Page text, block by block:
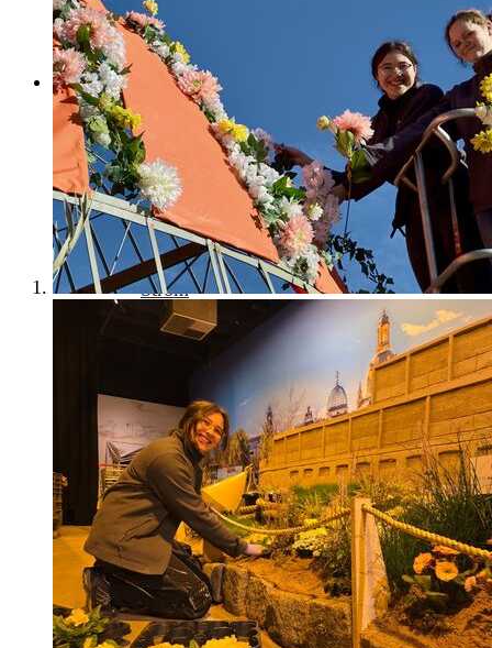
Spielplätze
Wandern
Radfahren
Wirtschaft
Standortinformationen
Branchenschwerpunkte
Gewerbeflächen
Technologiezentrum
Arbeitsmarkt
Einkaufen
Erlebnisregion Dresden
Ver- & Entsorgung
Strom
Gas
Wärme
Telekommunikation & Internet
Abfall
Abwasser
Stadtreinigung
Kommunale Gesellschaften
Technische Werke Freital
Wohnungsgesellschaft Freital
Freitaler Stadtwerke
Freitaler Projektentwicklungsgesellschaft
Technologie- und Gründerzentrum Freital
Wirtschaftsbetriebe Freital
Sportallianz Freital